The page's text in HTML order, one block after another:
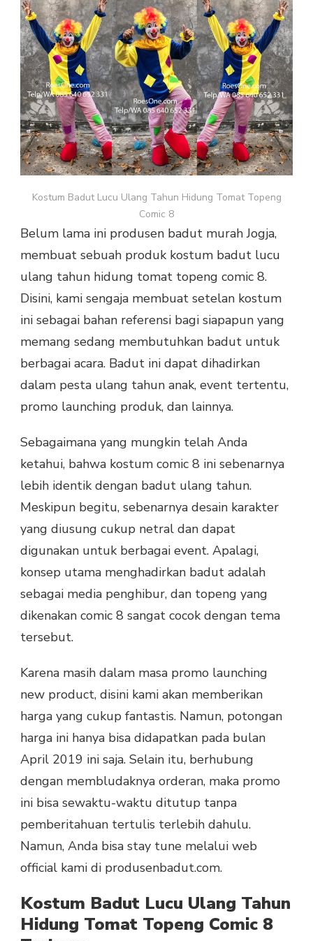
LUCU
ULANG
TAHUN
HIDUNG
TOMAT
TOPENG
COMIC
8
Kostum Badut Lucu Ulang Tahun Hidung Tomat Topeng
Comic 8
Belum lama ini produsen badut murah Jogja,
membuat sebuah produk kostum badut lucu
ulang tahun hidung tomat topeng comic 8.
Disini, kami sengaja membuat setelan kostum
ini sebagai bahan referensi bagi siapapun yang
memang sedang membutuhkan badut untuk
berbagai acara. Badut ini dapat dihadirkan
dalam pesta ulang tahun anak, event tertentu,
promo launching produk, dan lainnya.
Sebagaimana yang mungkin telah Anda
ketahui, bahwa kostum comic 8 ini sebenarnya
lebih identik dengan badut ulang tahun.
Meskipun begitu, sebenarnya desain karakter
yang diusung cukup netral dan dapat
digunakan untuk berbagai event. Apalagi,
konsep utama menghadirkan badut adalah
sebagai media penghibur, dan topeng yang
dikenakan comic 8 sangat cocok dengan tema
tersebut.
Karena masih dalam masa promo launching
new product, disini kami akan memberikan
harga yang cukup fantastis. Namun, potongan
harga ini hanya bisa didapatkan pada bulan
April 2019 ini saja. Selain itu, berhubung
dengan membludaknya orderan, maka promo
ini bisa sewaktu-waktu ditutup tanpa
pemberitahuan tertulis terlebih dahulu.
Namun, Anda bisa stay tune melalui web
official kami di produsenbadut.com.
Kostum Badut Lucu Ulang Tahun
Hidung Tomat Topeng Comic 8